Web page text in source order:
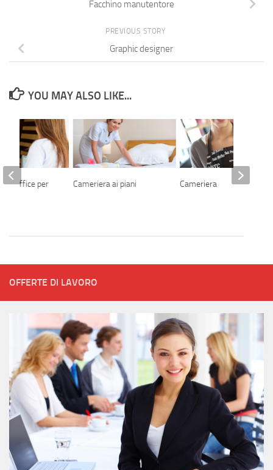
Facchino manutentore
PREVIOUS STORY
Graphic designer
YOU MAY ALSO LIKE...
Cameriera ai piani Cameriera
office per
OFFERTE DI LAVORO